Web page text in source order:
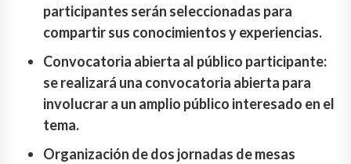
participantes serán seleccionadas para
compartir sus conocimientos y experiencias.
Convocatoria abierta al público participante:
se realizará una convocatoria abierta para
involucrar a un amplio público interesado en el
tema.
Organización de dos jornadas de mesas